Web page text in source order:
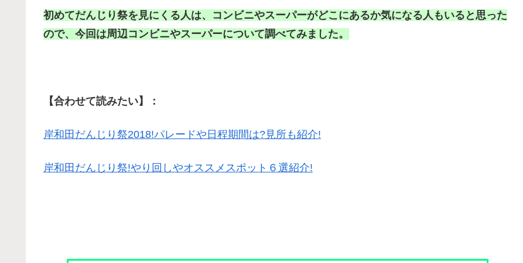
初めてだんじり祭を見にくる人は、コンビニやスーパーがどこにあるか気になる人もいると思った
ので、今回は周辺コンビニやスーパーについて調べてみました。
【合わせて読みたい】：
岸和田だんじり祭2018!パレードや日程期間は?見所も紹介!
岸和田だんじり祭!やり回しやオススメスポット６選紹介!